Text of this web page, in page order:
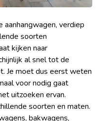
aanhangwagen, verdiep
soorten
kijken naar
al snel tot de
Je moet dus eerst weten
voor nodig gaat
uitzoeken ervan.
soorten en maten.
bakwagens,